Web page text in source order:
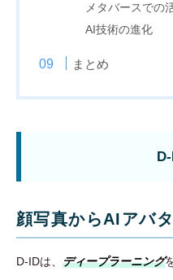
メタバースでの
AI技術の進化
まとめ
顔写真からAIアバ
D-IDは、 ディープラーニング